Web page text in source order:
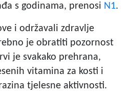
s godinama, prenosi N1.
i održavali zdravlje
je obratiti pozornost
je svakako prehrana,
vitamina za kosti i
tjelesne aktivnosti.